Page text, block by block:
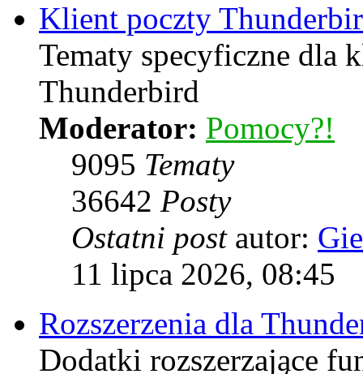
Klient poczty
Tematy specyficzne dla
Thunderbird
Moderator: Pomocy?!
9095 Tematy
36642 Posty
Ostatni postautor: Gie
11 lipca 2026, 08:45
Rozszerzenia dla
Dodatki rozszerzające